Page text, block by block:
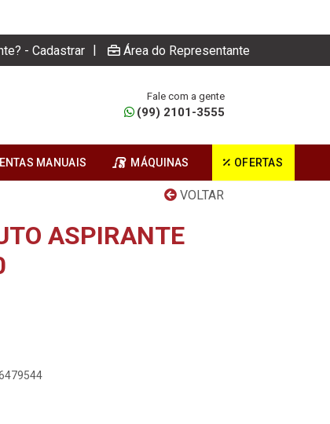
- Cadastrar | Área do Representante
Fale com a gente
(99) 2101-3555
MANUAIS MÁQUINAS OFERTAS
VOLTAR
ASPIRANTE